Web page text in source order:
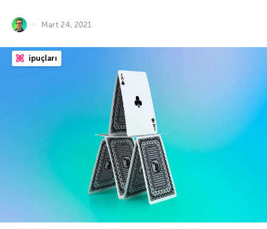
Mart 24, 2021
ipuçları